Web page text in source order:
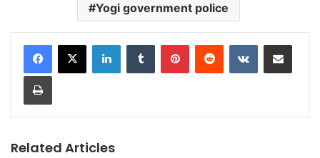
Yogi government police
LinkedInTumblr PinterestReddit VKontakteShare via Email
Print
Related Articles